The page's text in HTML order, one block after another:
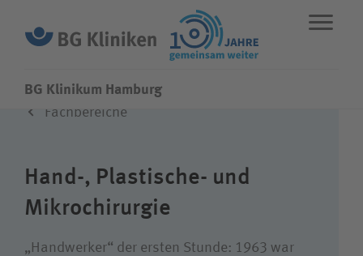
Leistungen
Fachbereiche
BG Klinikum Hamburg
Fachbereiche
Hand-, Plastische- und
Mikrochirurgie
„Handwerker“ der ersten Stunde: 1963 war